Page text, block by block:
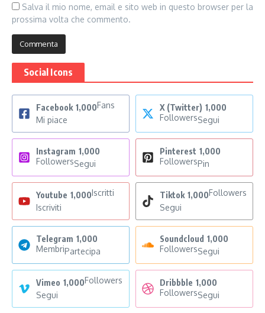
Salva il mio nome, email e sito web in questo browser per la
prossima volta che commento.
Social Icons
Facebook 1,000Fans
Mi piace
X (Twitter) 1,000
FollowersSegui
Instagram 1,000
FollowersSegui
Pinterest 1,000
FollowersPin
Youtube 1,000Iscritti
Iscriviti
Tiktok 1,000Followers
Segui
Telegram 1,000
MembriPartecipa
Soundcloud 1,000
FollowersSegui
Vimeo 1,000Followers
Segui
Dribbble 1,000
FollowersSegui